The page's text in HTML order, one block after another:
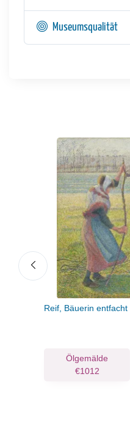
Museumsqualität
Reif, Bäuerin
Ölgemälde
€1012